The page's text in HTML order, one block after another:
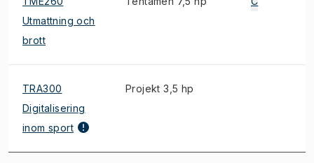
Utmattning och
brott
TRA300
Digitalisering
inom sport
Projekt 3,5 hp